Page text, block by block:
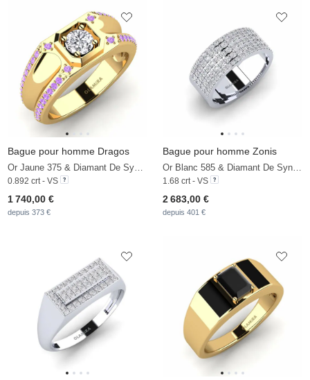
Bague pour homme Dragos
0.892 crt - VS
1 740,00 €
depuis 373 €
Bague pour homme Zonis
1.68 crt - VS
2 683,00 €
depuis 401 €